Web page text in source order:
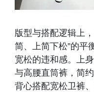
版型与搭配逻辑上
简、上简下松”的平
宽松的违和感。上
与高腰直筒裤，简
背心搭配宽松卫裤